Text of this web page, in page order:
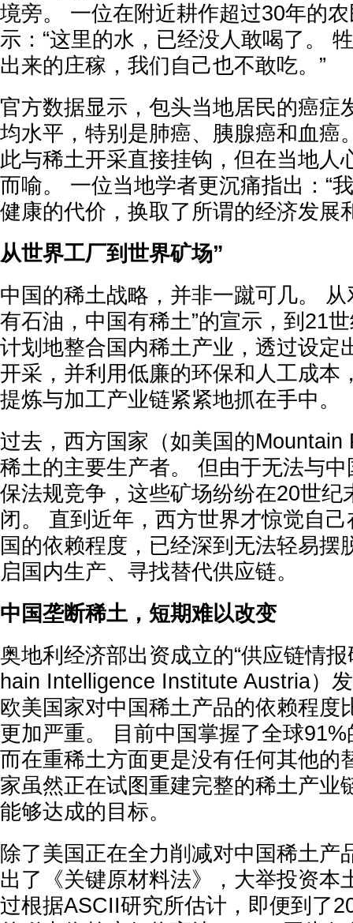
境旁。 一位在附近耕作超过30年的
示：“这里的水，已经没人敢喝了。
出来的庄稼，我们自己也不敢吃。”
官方数据显示，包头当地居民的癌症
均水平，特别是肺癌、胰腺癌和血癌
此与稀土开采直接挂钩，但在当地人
而喻。 一位当地学者更沉痛指出：“
健康的代价，换取了所谓的经济发展
从世界工厂到世界矿场”
中国的稀土战略，并非一蹴可几。 从
有石油，中国有稀土”的宣示，到21
计划地整合国内稀土产业，透过设定
开采，并利用低廉的环保和人工成本
提炼与加工产业链紧紧地抓在手中。
过去，西方国家（如美国的Mountain
稀土的主要生产者。 但由于无法与
保法规竞争，这些矿场纷纷在20世纪
闭。 直到近年，西方世界才惊觉自
国的依赖程度，已经深到无法轻易摆
启国内生产、寻找替代供应链。
中国垄断稀土，短期难以改变
奥地利经济部出资成立的“供应链情
hain Intelligence Institute Austria）
欧美国家对中国稀土产品的依赖程度
更加严重。 目前中国掌握了全球
而在重稀土方面更是没有任何其他的
家虽然正在试图重建完整的稀土产业
能够达成的目标。
除了美国正在全力削减对中国稀土产
出了《关键原材料法》，大举投资本
过根据ASCII研究所估计，即便到了